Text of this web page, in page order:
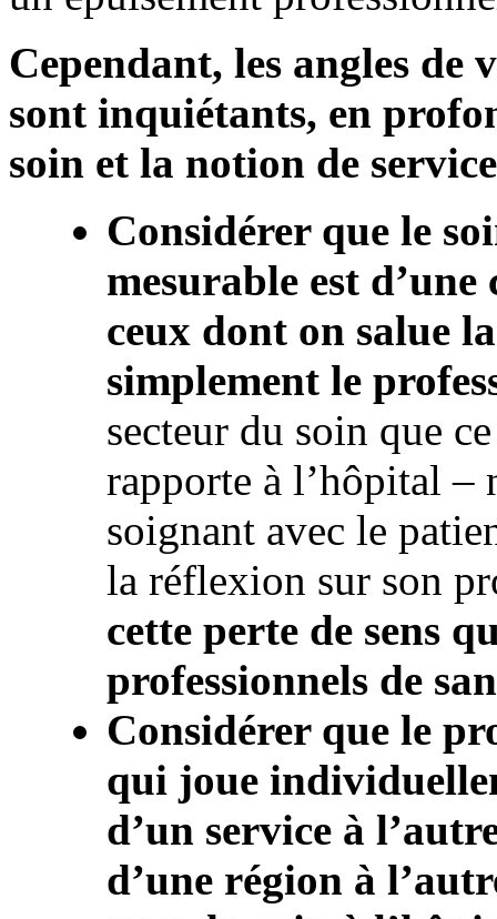
Cependant, les angles
sont inquiétants, en
soin et la notion de
Considérer que le
mesurable est
ceux dont on salue
simplement le
secteur du soin que
rapporte à l’hôpital –
soignant avec le
la réflexion sur son
cette perte de sens
professionnels de
Considérer que le
qui joue
d’un service à
d’une région à